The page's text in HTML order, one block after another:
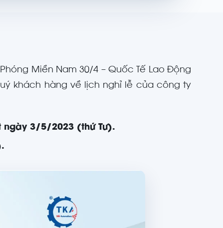
Miền Nam 30/4 – Quốc Tế Lao Động
khách hàng về lịch nghỉ lễ của công ty
ngày 3/5/2023 (thứ Tư).